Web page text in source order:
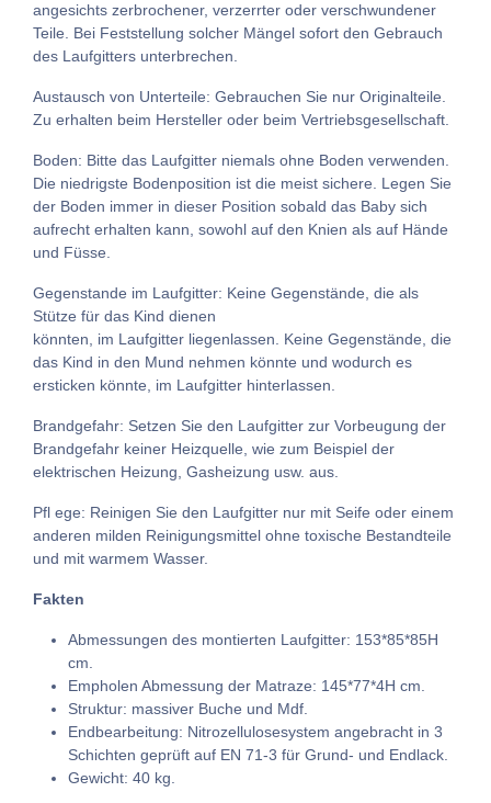
angesichts zerbrochener, verzerrter oder verschwundener
Teile. Bei Feststellung solcher Mängel sofort den Gebrauch
des Laufgitters unterbrechen.
Austausch von Unterteile: Gebrauchen Sie nur Originalteile.
Zu erhalten beim Hersteller oder beim Vertriebsgesellschaft.
Boden: Bitte das Laufgitter niemals ohne Boden verwenden.
Die niedrigste Bodenposition ist die meist sichere. Legen Sie
der Boden immer in dieser Position sobald das Baby sich
aufrecht erhalten kann, sowohl auf den Knien als auf Hände
und Füsse.
Gegenstande im Laufgitter: Keine Gegenstände, die als
Stütze für das Kind dienen
könnten, im Laufgitter liegenlassen. Keine Gegenstände, die
das Kind in den Mund nehmen könnte und wodurch es
ersticken könnte, im Laufgitter hinterlassen.
Brandgefahr: Setzen Sie den Laufgitter zur Vorbeugung der
Brandgefahr keiner Heizquelle, wie zum Beispiel der
elektrischen Heizung, Gasheizung usw. aus.
Pfl ege: Reinigen Sie den Laufgitter nur mit Seife oder einem
anderen milden Reinigungsmittel ohne toxische Bestandteile
und mit warmem Wasser.
Fakten
Abmessungen des montierten Laufgitter: 153*85*85H
cm.
Empholen Abmessung der Matraze: 145*77*4H cm.
Struktur: massiver Buche und Mdf.
Endbearbeitung: Nitrozellulosesystem angebracht in 3
Schichten geprüft auf EN 71-3 für Grund- und Endlack.
Gewicht: 40 kg.